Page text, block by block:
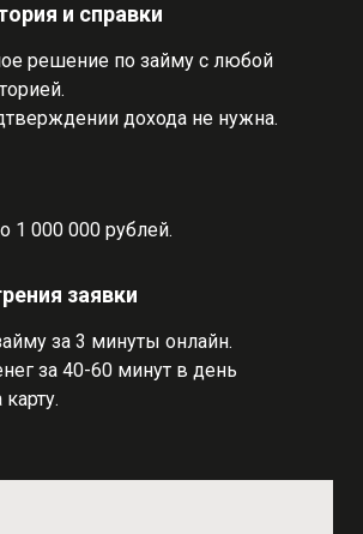
и справки
решение по займу с любой
дохода не нужна.
1 000 000 рублей.
заявки
за 3 минуты онлайн.
за 40-60 минут в день